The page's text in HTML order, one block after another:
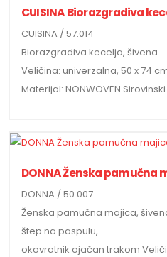
CUISINA Biorazgradiva
CUISINA / 57.014
Biorazgradiva kecelja, šivena
Veličina: univerzalna, 50 x 74
Materijal: NONWOVEN
DONNA Ženska pamučna
DONNA / 50.007
Ženska pamučna majica,
štep na paspulu,
okovratnik ojačan trakom